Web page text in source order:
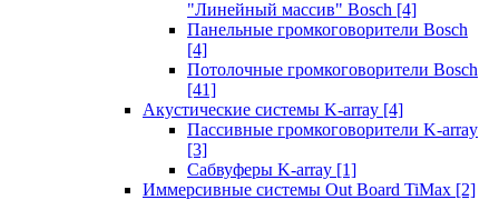
"Линейный массив" Bosch [4]
Панельные громкоговорители Bosch
[4]
Потолочные громкоговорители Bosch
[41]
Акустические системы K-array [4]
Пассивные громкоговорители K-array
[3]
Сабвуферы K-array [1]
Иммерсивные системы Out Board TiMax [2]